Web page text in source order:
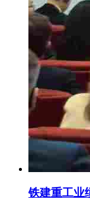
铁建重工业